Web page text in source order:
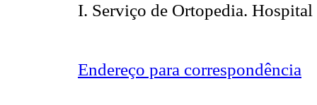
I. Serviço de Ortopedia.
Endereço para correspondência